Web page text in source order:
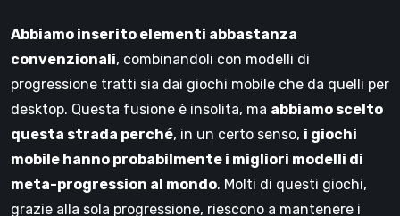
Abbiamo inserito elementi abbastanza
convenzionali, combinandoli con modelli di
progressione tratti sia dai giochi mobile che da quelli per
desktop. Questa fusione è insolita, ma abbiamo scelto
questa strada perché, in un certo senso, i giochi
mobile hanno probabilmente i migliori modelli di
meta-progression al mondo. Molti di questi giochi,
grazie alla sola progressione, riescono a mantenere i